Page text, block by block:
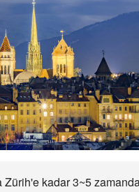
Zürih'e kadar 3~5